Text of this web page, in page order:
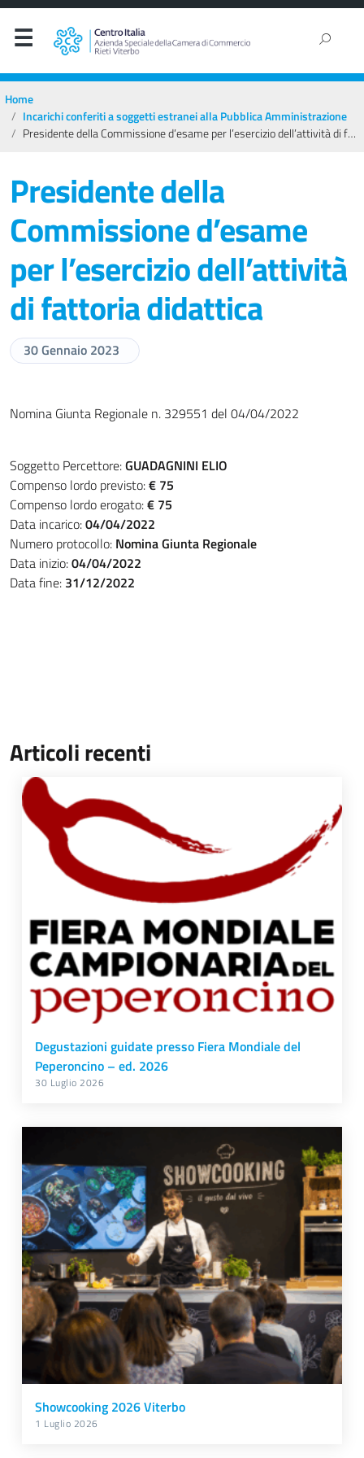
Home
Incarichi conferiti a soggetti estranei alla Pubblica Amministrazione
Presidente della Commissione d’esame per l’esercizio dell’attività di fattoria didattica
Presidente della
Commissione d’esame
per l’esercizio dell’attività
di fattoria didattica
30 Gennaio 2023
Nomina Giunta Regionale n. 329551 del 04/04/2022
Soggetto Percettore:GUADAGNINI ELIO
Compenso lordo previsto:€ 75
Compenso lordo erogato:€ 75
Data incarico:04/04/2022
Numero protocollo: Nomina Giunta Regionale
Data inizio:04/04/2022
Data fine: 31/12/2022
Articoli recenti
Degustazioni guidate presso Fiera Mondiale del
Peperoncino – ed. 2026
30 Luglio 2026
Showcooking 2026 Viterbo
1 Luglio 2026